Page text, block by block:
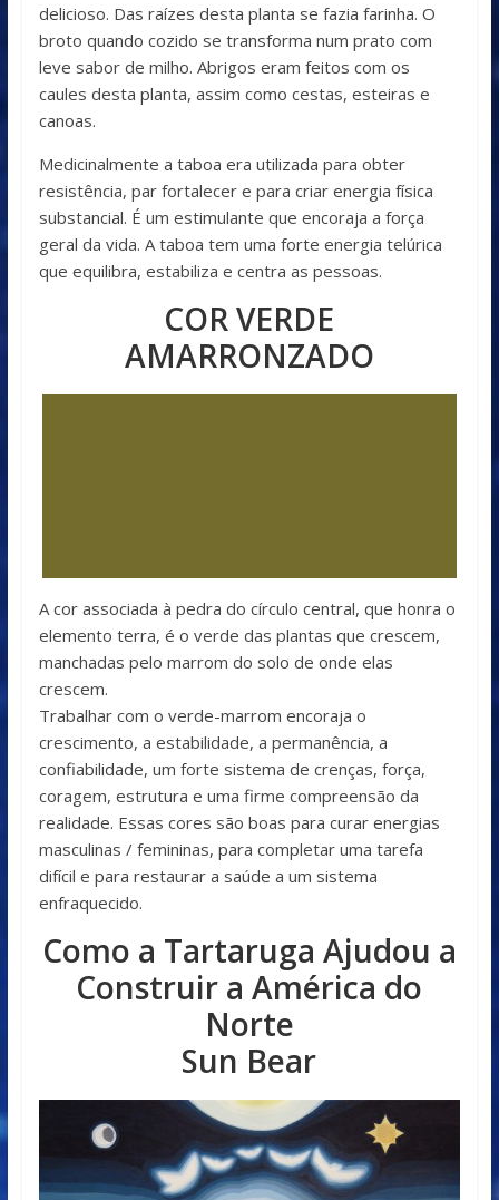
delicioso. Das raízes desta planta se fazia farinha. O
broto quando cozido se transforma num prato com
leve sabor de milho. Abrigos eram feitos com os
caules desta planta, assim como cestas, esteiras e
canoas.
Medicinalmente a taboa era utilizada para obter
resistência, par fortalecer e para criar energia física
substancial. É um estimulante que encoraja a força
geral da vida. A taboa tem uma forte energia telúrica
que equilibra, estabiliza e centra as pessoas.
COR VERDE
AMARRONZADO
A cor associada à pedra do círculo central, que honra o
elemento terra, é o verde das plantas que crescem,
manchadas pelo marrom do solo de onde elas
crescem.
Trabalhar com o verde-marrom encoraja o
crescimento, a estabilidade, a permanência, a
confiabilidade, um forte sistema de crenças, força,
coragem, estrutura e uma firme compreensão da
realidade. Essas cores são boas para curar energias
masculinas / femininas, para completar uma tarefa
difícil e para restaurar a saúde a um sistema
enfraquecido.
Como a Tartaruga Ajudou a
Construir a América do
Norte
Sun Bear